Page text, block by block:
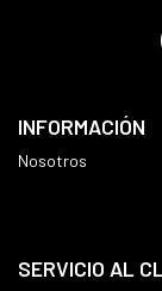
INFORMACIÓN
Nosotros
SERVICIO AL